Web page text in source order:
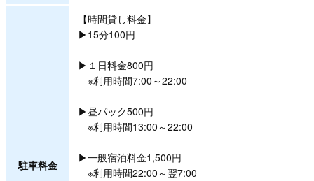
駐車料金
【時間貸し料金】
▶15分100円
▶１日料金800円
※利用時間7:00～22:00
▶昼パック500円
※利用時間13:00～22:00
▶一般宿泊料金1,500円
※利用時間22:00～翌7:00